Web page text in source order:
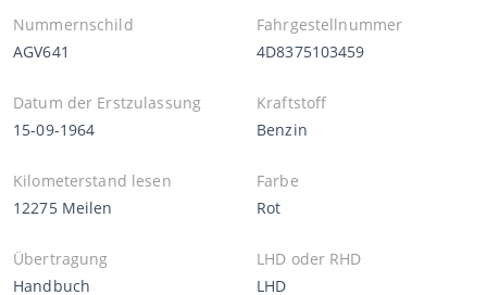
Nummernschild
AGV641
Fahrgestellnummer
4D8375103459
Datum der Erstzulassung
15-09-1964
Kraftstoff
Benzin
Kilometerstand lesen
12275 Meilen
Farbe
Rot
Übertragung
Handbuch
LHD oder RHD
LHD